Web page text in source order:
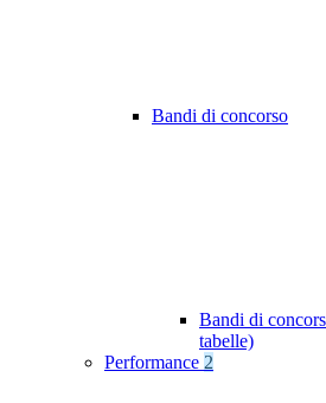
Bandi di concorso
Bandi di
tabelle)
Performance 2